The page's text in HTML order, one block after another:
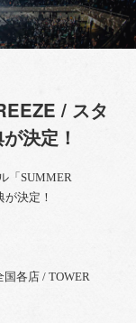
/ スタ
決定！
「SUMMER
決定！
国各店 / TOWER